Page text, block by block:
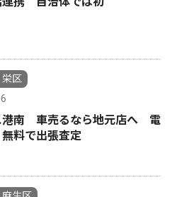
栄区
港南 車売るなら地元店へ 電
料で出張査定